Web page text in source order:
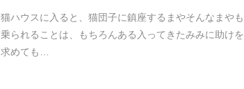
猫ハウスに入ると、猫団子に鎮座するまやそんなまやも
乗られることは、もちろんある入ってきたみみに助けを
求めても…